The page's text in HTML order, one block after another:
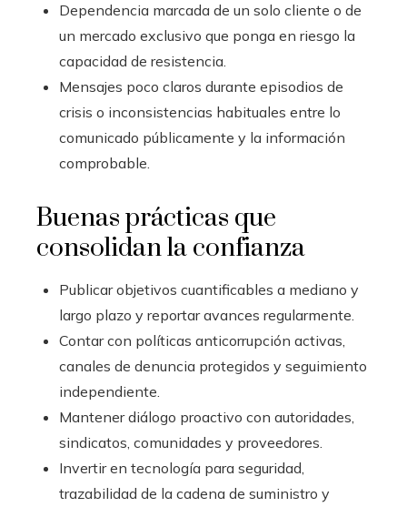
Dependencia marcada de un solo cliente o de
un mercado exclusivo que ponga en riesgo la
capacidad de resistencia.
Mensajes poco claros durante episodios de
crisis o inconsistencias habituales entre lo
comunicado públicamente y la información
comprobable.
Buenas prácticas que
consolidan la confianza
Publicar objetivos cuantificables a mediano y
largo plazo y reportar avances regularmente.
Contar con políticas anticorrupción activas,
canales de denuncia protegidos y seguimiento
independiente.
Mantener diálogo proactivo con autoridades,
sindicatos, comunidades y proveedores.
Invertir en tecnología para seguridad,
trazabilidad de la cadena de suministro y